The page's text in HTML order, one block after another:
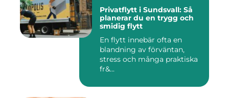
Privatflytt i Sundsvall: Så
planerar du en trygg och
smidig flytt
En flytt innebär ofta en
blandning av förväntan,
stress och många praktiska
fr&...